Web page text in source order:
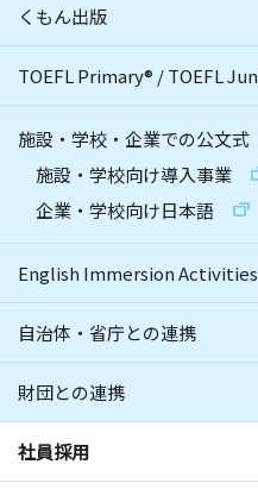
くもん出版
TOEFL Primary® /TOEFL
施設・学校・企業での公文式
施設・学校向け導入事業
企業・学校向け日本語
English Immersion Activities
自治体・省庁との連携
財団との連携
社員採用